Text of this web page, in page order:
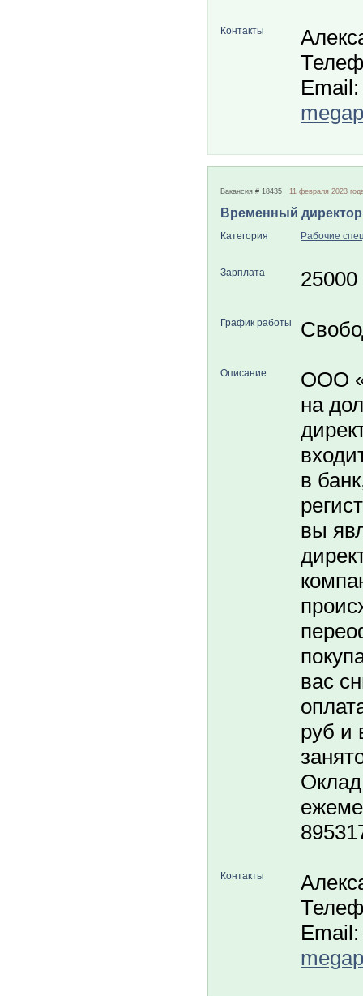
Контакты
Email:
Вакансия # 18435 11 февраля 2023
Временный директор
Категория Рабочие
Зарплата 25000
График работы
Описание
ООО
на
в
вы
вас
руб и
Контакты
Email: